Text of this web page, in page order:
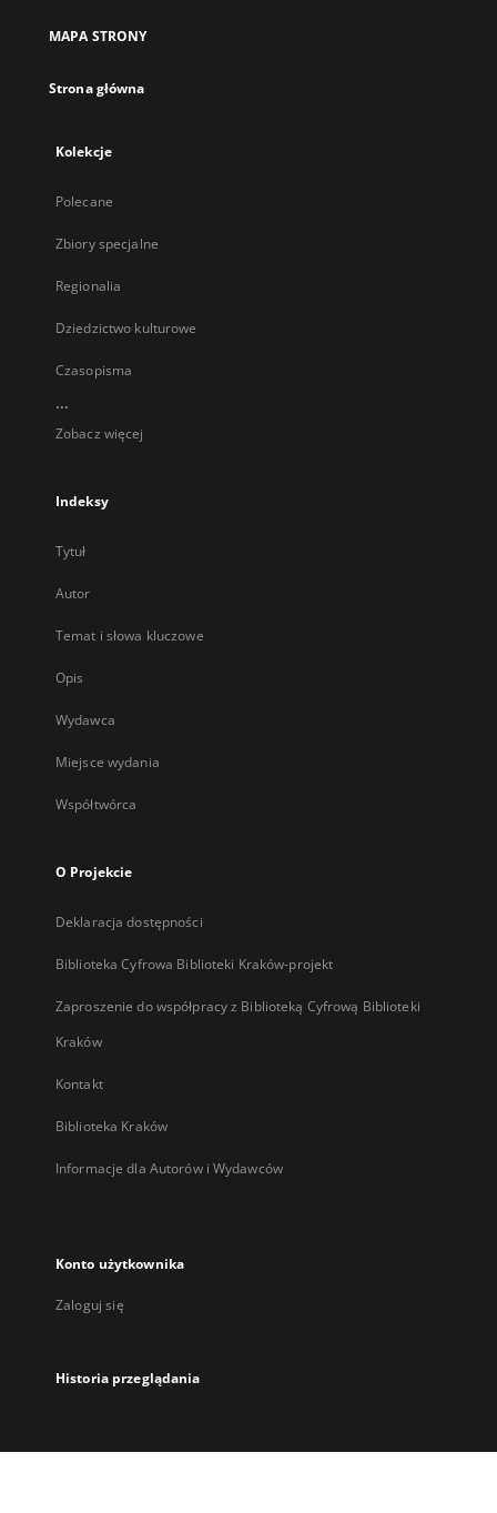
MAPA STRONY
Strona główna
Kolekcje
Polecane
Zbiory specjalne
Regionalia
Dziedzictwo kulturowe
Czasopisma
...
Zobacz więcej
Indeksy
Tytuł
Autor
Temat i słowa kluczowe
Opis
Wydawca
Miejsce wydania
Współtwórca
O Projekcie
Deklaracja dostępności
Biblioteka Cyfrowa Biblioteki Kraków-projekt
Zaproszenie do współpracy z Biblioteką Cyfrową Biblioteki
Kraków
Kontakt
Biblioteka Kraków
Informacje dla Autorów i Wydawców
Konto użytkownika
Zaloguj się
Historia przeglądania